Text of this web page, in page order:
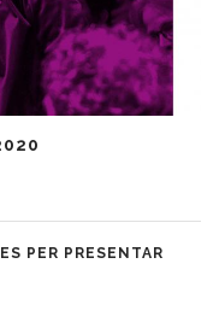
PER PRESENTAR